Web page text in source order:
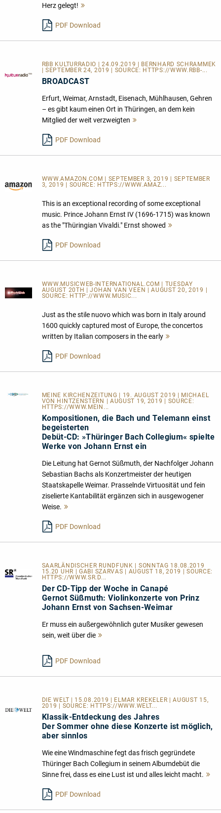
Herz gelegt!
PDF Download
RBB KULTURRADIO | 24.09.2019 | BERNHARD SCHRAMMEK
| SEPTEMBER 24, 2019 | SOURCE: HTTPS://WWW.RBB-...
BROADCAST
Erfurt, Weimar, Arnstadt, Eisenach, Mühlhausen, Gehren
– es gibt kaum einen Ort in Thüringen, an dem kein
Mitglied der weit verzweigten
PDF Download
WWW.AMAZON.COM | SEPTEMBER 3, 2019 | SEPTEMBER
3, 2019 | SOURCE: HTTPS://WWW.AMAZ...
This is an exceptional recording of some exceptional
music. Prince Johann Ernst IV (1696-1715) was known
as the "Thüringian Vivaldi." Ernst showed
PDF Download
WWW.MUSICWEB-INTERNATIONAL.COM | TUESDAY
AUGUST 20TH | JOHAN VAN VEEN | AUGUST 20, 2019 |
SOURCE: HTTP://WWW.MUSIC...
Just as the stile nuovo which was born in Italy around
1600 quickly captured most of Europe, the concertos
written by Italian composers in the early
PDF Download
MEINE KIRCHENZEITUNG | 19. AUGUST 2019 | MICHAEL
VON HINTZENSTERN | AUGUST 19, 2019 | SOURCE:
HTTPS://WWW.MEIN...
Kompositionen, die Bach und Telemann einst
begeisterten
Debüt-CD: »Thüringer Bach Collegium« spielte
Werke von Johann Ernst ein
Die Leitung hat Gernot Süßmuth, der Nachfolger Johann
Sebastian Bachs als Konzertmeister der heutigen
Staatskapelle Weimar. Prasselnde Virtuosität und fein
ziselierte Kantabilität ergänzen sich in ausgewogener
Weise.
PDF Download
SAARLÄNDISCHER RUNDFUNK | SONNTAG 18.08.2019
15.20 UHR | GABI SZARVAS | AUGUST 18, 2019 | SOURCE:
HTTPS://WWW.SR.D...
Der CD-Tipp der Woche in Canapé
Gernot Süßmuth: Violinkonzerte von Prinz
Johann Ernst von Sachsen-Weimar
Er muss ein außergewöhnlich guter Musiker gewesen
sein, weit über die
PDF Download
DIE WELT | 15.08.2019 | ELMAR KREKELER | AUGUST 15,
2019 | SOURCE: HTTPS://WWW.WELT...
Klassik-Entdeckung des Jahres
Der Sommer ohne diese Konzerte ist möglich,
aber sinnlos
Wie eine Windmaschine fegt das frisch gegründete
Thüringer Bach Collegium in seinem Albumdebüt die
Sinne frei, dass es eine Lust ist und alles leicht macht.
PDF Download